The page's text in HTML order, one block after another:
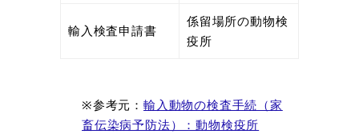
輸入検査申請書
係留場所の動物検
疫所
※参考元： 輸入動物の検査手続（家
畜伝染病予防法）：動物検疫所